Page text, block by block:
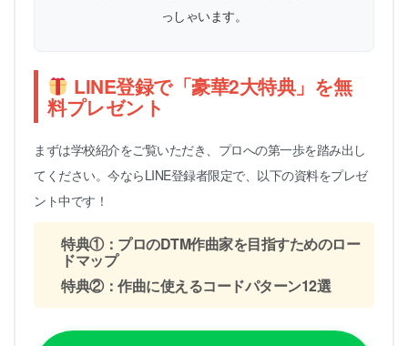
っしゃいます。
LINE登録で「豪華2大特典」を無
料プレゼント
まずは学校紹介をご覧いただき、プロへの第一歩を踏み出し
てください。今ならLINE登録者限定で、以下の資料をプレゼ
ント中です！
特典①：プロのDTM作曲家を目指すためのロー
ドマップ
特典②：作曲に使えるコードパターン12選